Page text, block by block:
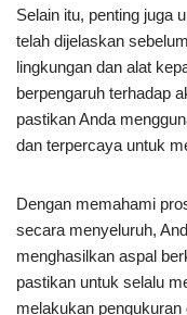
Selain itu, penting juga
telah dijelaskan
lingkungan dan alat
berpengaruh terhadap
pastikan Anda
dan terpercaya untuk
Dengan memahami
secara menyeluruh,
menghasilkan aspal
pastikan untuk selalu
melakukan pengukuran